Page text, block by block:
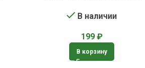
В наличии
199₽
В корзину